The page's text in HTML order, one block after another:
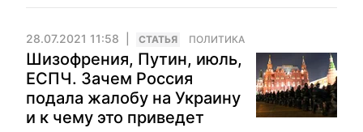
28.07.2021 11:58 CТАТЬЯ ПОЛИТИКА
Шизофрения, Путин, июль,
ЕСПЧ. Зачем Россия
подала жалобу на Украину
и к чему это приведет